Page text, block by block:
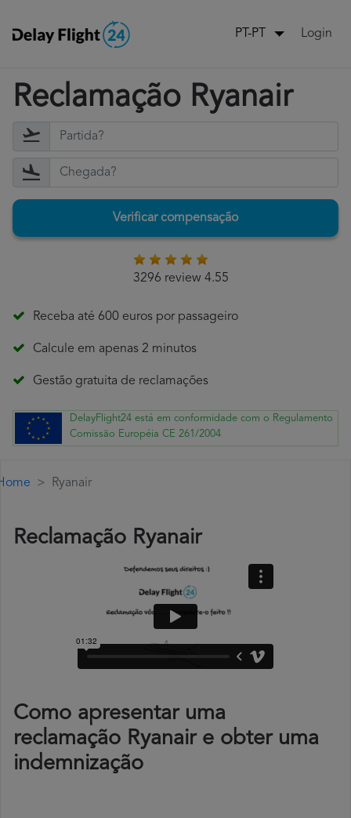
PT-PT Login
Reclamação Ryanair
Verificar compensação
3296 review 4.55
Receba até 600 euros por passageiro
Calcule em apenas 2 minutos
Gestão gratuita de reclamações
DelayFlight24 está em conformidade com o Regulamento
Comissão Européia CE 261/2004
Ryanair
Reclamação Ryanair
Como apresentar uma
reclamação Ryanair e obter uma
indemnização